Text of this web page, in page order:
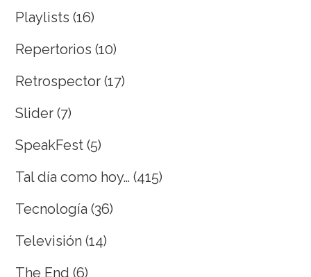
Playlists (16)
Repertorios (10)
Retrospector (17)
Slider (7)
SpeakFest (5)
Tal día como hoy… (415)
Tecnología (36)
Televisión (14)
The End (6)